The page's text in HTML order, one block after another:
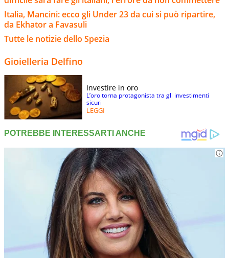
Italia, Mancini: ecco gli Under 23 da cui si può ripartire,
da Ekhator a Favasuli
Tutte le notizie dello Spezia
Gioielleria Delfino
Investire in oro
L’oro torna protagonista tra gli investimenti
sicuri
LEGGI